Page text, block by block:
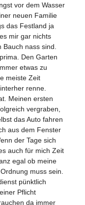
vor dem Wasser
neuen Familie
das Festland ja
mir gar nichts
nass sind.
Den Garten
etwas zu
meiste Zeit
renne.
Meinen ersten
vergraben,
das Auto fahren
aus dem Fenster
der Tage sich
auch für mich Zeit
egal ob meine
muss sein.
pünktlich
Pflicht
da immer